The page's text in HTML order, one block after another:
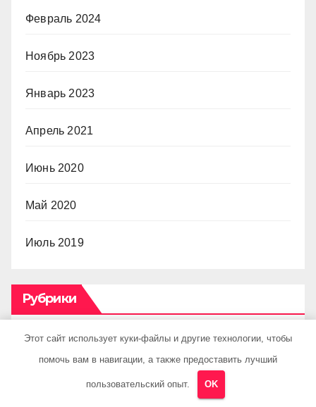
Февраль 2024
Ноябрь 2023
Январь 2023
Апрель 2021
Июнь 2020
Май 2020
Июль 2019
Рубрики
Uncategorised
Куда поехать
Этот сайт использует куки-файлы и другие технологии, чтобы
помочь вам в навигации, а также предоставить лучший
пользовательский опыт. OK